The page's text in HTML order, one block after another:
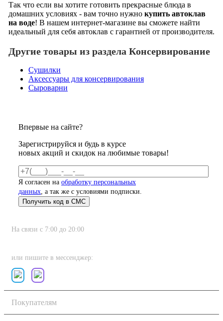
Так что если вы хотите готовить прекрасные блюда в
домашних условиях - вам точно нужно купить автоклав
на воде! В нашем интернет-магазине вы сможете найти
идеальный для себя автоклав с гарантией от производителя.
Другие товары из раздела Консервирование
Сушилки
Аксессуары для консервирования
Сыроварни
Впервые на сайте?
Зарегистрируйся и будь в курсе
новых акций и скидок на любимые товары!
Я согласен на обработку персональных
данных , а так же с условиями подписки.
На связи с 7:00 до 20:00
или пишите в мессенджер:
Покупателям